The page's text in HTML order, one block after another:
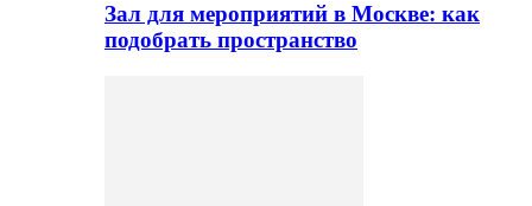
Зал для мероприятий в Москве: как
подобрать пространство